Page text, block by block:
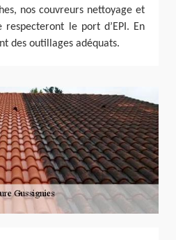
nos couvreurs nettoyage et
respecteront le port d’EPI. En
des outillages adéquats.